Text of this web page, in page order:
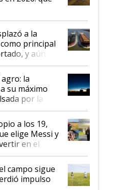
a la
principal
y aún así
seis de cada
el
semestre
la
su máximo
por la
a los 19,
elige Messi y
en el
como "darle
droga":
el libertario
crisis salió
campo sigue
impulso